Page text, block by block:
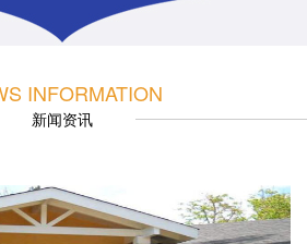
INFORMATION
新闻资讯